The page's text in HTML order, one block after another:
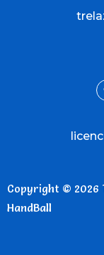
Copyright © 2026
HandBall